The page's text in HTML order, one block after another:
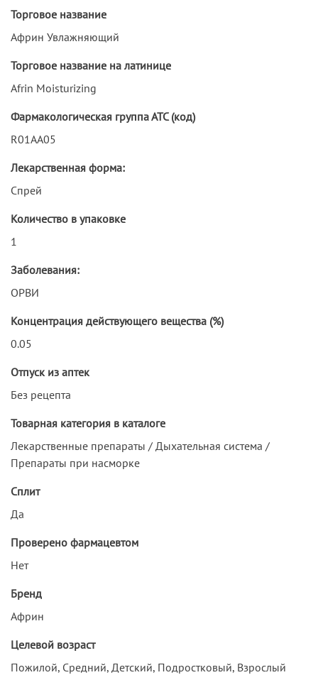
Торговое название
Африн Увлажняющий
Торговое название на латинице
Afrin Moisturizing
Фармакологическая группа АТС (код)
R01AA05
Лекарственная форма:
Спрей
Количество в упаковке
1
Заболевания:
ОРВИ
Концентрация действующего вещества (%)
0.05
Отпуск из аптек
Без рецепта
Товарная категория в каталоге
Лекарственные препараты / Дыхательная система /
Препараты при насморке
Сплит
Да
Проверено фармацевтом
Нет
Бренд
Африн
Целевой возраст
Пожилой, Средний, Детский, Подростковый, Взрослый